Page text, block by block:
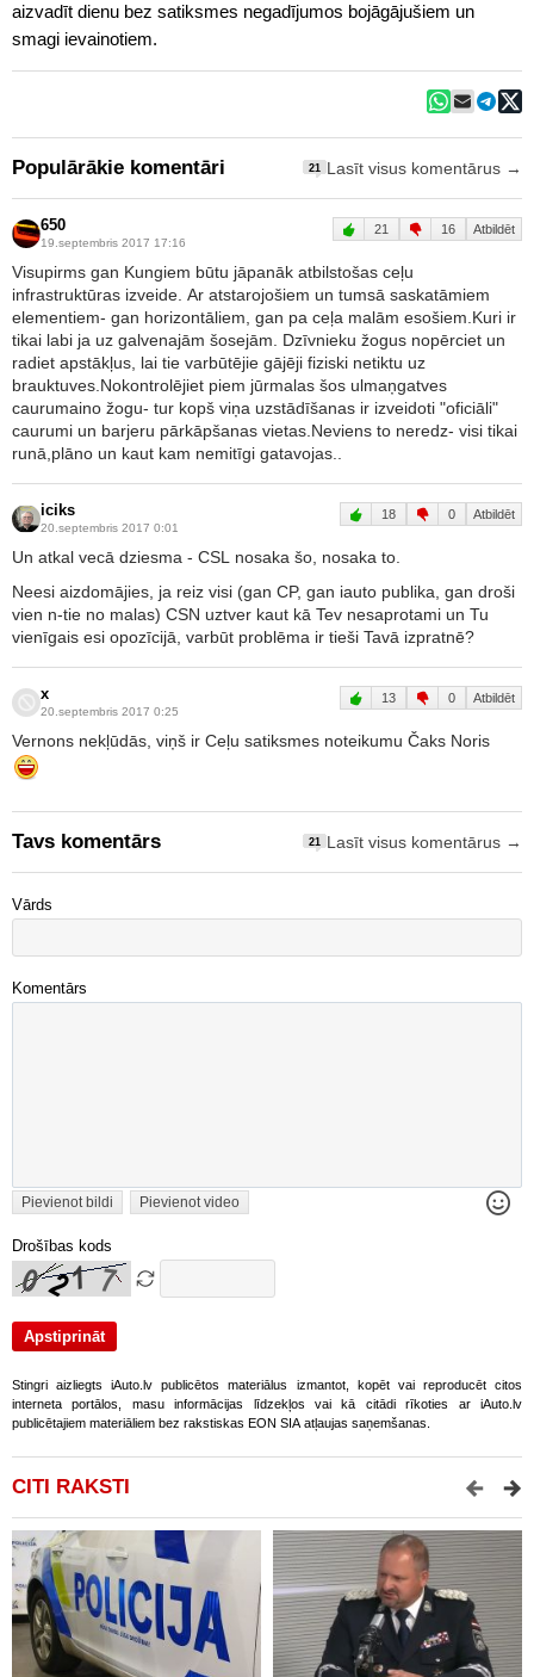
aizvadīt dienu bez satiksmes negadījumos bojāgājušiem un
smagi ievainotiem.
Populārākie komentāri 21 Lasīt visus komentārus →
650
19.septembris 2017 17:16
21 16 Atbildēt
Visupirms gan Kungiem būtu jāpanāk atbilstošas ceļu
infrastruktūras izveide. Ar atstarojošiem un tumsā saskatāmiem
elementiem- gan horizontāliem, gan pa ceļa malām esošiem.Kuri ir
tikai labi ja uz galvenajām šosejām. Dzīvnieku žogus nopērciet un
radiet apstākļus, lai tie varbūtējie gājēji fiziski netiktu uz
brauktuves.Nokontrolējiet piem jūrmalas šos ulmaņgatves
caurumaino žogu- tur kopš viņa uzstādīšanas ir izveidoti "oficiāli"
caurumi un barjeru pārkāpšanas vietas.Neviens to neredz- visi tikai
runā,plāno un kaut kam nemitīgi gatavojas..
iciks
20.septembris 2017 0:01
18 0 Atbildēt
Un atkal vecā dziesma - CSL nosaka šo, nosaka to.
Neesi aizdomājies, ja reiz visi (gan CP, gan iauto publika, gan droši
vien n-tie no malas) CSN uztver kaut kā Tev nesaprotami un Tu
vienīgais esi opozīcijā, varbūt problēma ir tieši Tavā izpratnē?
x
20.septembris 2017 0:25
13 0 Atbildēt
Vernons nekļūdās, viņš ir Ceļu satiksmes noteikumu Čaks Noris
Tavs komentārs 21 Lasīt visus komentārus →
Vārds
Komentārs
Pievienot bildi Pievienot video
Drošības kods
Stingri aizliegts iAuto.lv publicētos materiālus izmantot, kopēt vai reproducēt citos
interneta portālos, masu informācijas līdzekļos vai kā citādi rīkoties ar iAuto.lv
publicētajiem materiāliem bez rakstiskas EON SIA atļaujas saņemšanas.
CITI RAKSTI